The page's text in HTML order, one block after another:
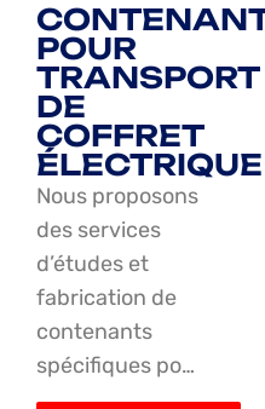
POUR
TRANSPORT
DE
COFFRET
ÉLECTRIQUE
Nous proposons
des services
d’études et
fabrication de
contenants
spécifiques po…